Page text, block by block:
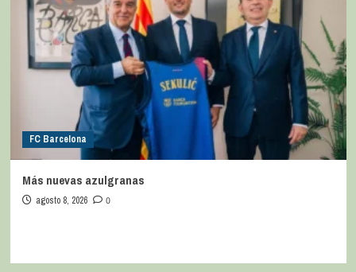
FC Barcelona
Más nuevas azulgranas
agosto 8, 2026 0